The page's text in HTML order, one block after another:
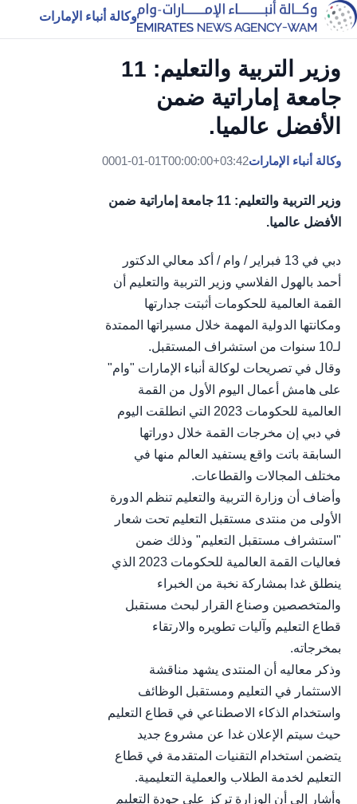
وكالة أنباء الإمارات
وزير التربية والتعليم: 11
جامعة إماراتية ضمن
الأفضل عالميا.
وكالة أنباء الإمارات0001-01-01T00:00:00+03:42
وزير التربية والتعليم: 11 جامعة إماراتية ضمن
الأفضل عالميا.
دبي في 13 فبراير / وام / أكد معالي الدكتور
أحمد بالهول الفلاسي وزير التربية والتعليم أن
القمة العالمية للحكومات أثبتت جدارتها
ومكانتها الدولية المهمة خلال مسيراتها الممتدة
لـ10 سنوات من استشراف المستقبل.
وقال في تصريحات لوكالة أنباء الإمارات "وام"
على هامش أعمال اليوم الأول من القمة
العالمية للحكومات 2023 التي انطلقت اليوم
في دبي إن مخرجات القمة خلال دوراتها
السابقة باتت واقع يستفيد العالم منها في
مختلف المجالات والقطاعات.
وأضاف أن وزارة التربية والتعليم تنظم الدورة
الأولى من منتدى مستقبل التعليم تحت شعار
"استشراف مستقبل التعليم" وذلك ضمن
فعاليات القمة العالمية للحكومات 2023 الذي
ينطلق غدا بمشاركة نخبة من الخبراء
والمتخصصين وصناع القرار لبحث مستقبل
قطاع التعليم وآليات تطويره والارتقاء
بمخرجاته.
وذكر معاليه أن المنتدى يشهد مناقشة
الاستثمار في التعليم ومستقبل الوظائف
واستخدام الذكاء الاصطناعي في قطاع التعليم
حيث سيتم الإعلان غدا عن مشروع جديد
يتضمن استخدام التقنيات المتقدمة في قطاع
التعليم لخدمة الطلاب والعملية التعليمية.
وأشار إلى أن الوزارة تركز على جودة التعليم